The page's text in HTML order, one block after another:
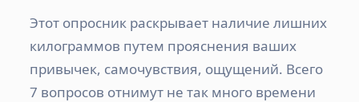
Этот опросник раскрывает наличие лишних
килограммов путем прояснения ваших
привычек, самочувствия, ощущений. Всего
7 вопросов отнимут не так много времени